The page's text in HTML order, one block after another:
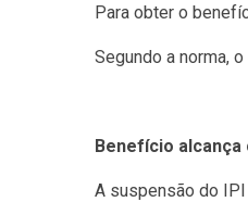
Para obter o
Segundo a norma,
Benefício alcança
A suspensão do